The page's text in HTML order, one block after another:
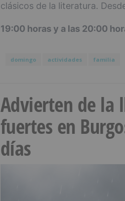
clásicos de la literatura.
19:00 horas y a las 20:00
domingo actividades familia
Advierten de la
fuertes en
días